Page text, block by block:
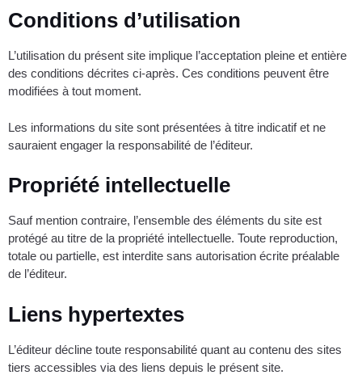
Conditions d’utilisation
L’utilisation du présent site implique l’acceptation pleine et entière
des conditions décrites ci-après. Ces conditions peuvent être
modifiées à tout moment.
Les informations du site sont présentées à titre indicatif et ne
sauraient engager la responsabilité de l’éditeur.
Propriété intellectuelle
Sauf mention contraire, l’ensemble des éléments du site est
protégé au titre de la propriété intellectuelle. Toute reproduction,
totale ou partielle, est interdite sans autorisation écrite préalable
de l’éditeur.
Liens hypertextes
L’éditeur décline toute responsabilité quant au contenu des sites
tiers accessibles via des liens depuis le présent site.